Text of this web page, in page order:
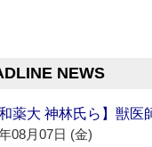
NEWS
和薬大 神林氏ら】獣
08月07日 (金)